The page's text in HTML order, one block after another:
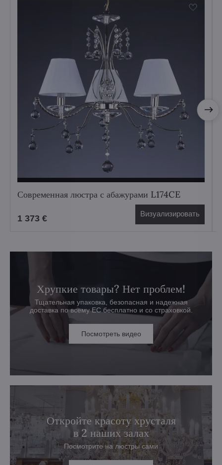
Современная люстра с абажурами L174CE
1 373 € Визуализировать
Хрупкие товары? Нет проблем!
Тщательная упаковка, безопасная и надежная
доставка по всему ЕС бесплатно и со страховкой.
Посмотреть видео
Откройте красоту хрусталя
в 2 наших залах
Посмотрите на люстры сами